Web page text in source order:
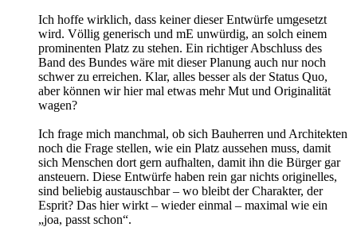
Ich hoffe wirklich, dass keiner dieser Entwürfe umgesetzt
wird. Völlig generisch und mE unwürdig, an solch einem
prominenten Platz zu stehen. Ein richtiger Abschluss des
Band des Bundes wäre mit dieser Planung auch nur noch
schwer zu erreichen. Klar, alles besser als der Status Quo,
aber können wir hier mal etwas mehr Mut und Originalität
wagen?
Ich frage mich manchmal, ob sich Bauherren und Architekten
noch die Frage stellen, wie ein Platz aussehen muss, damit
sich Menschen dort gern aufhalten, damit ihn die Bürger gar
ansteuern. Diese Entwürfe haben rein gar nichts originelles,
sind beliebig austauschbar – wo bleibt der Charakter, der
Esprit? Das hier wirkt – wieder einmal – maximal wie ein
„joa, passt schon“.